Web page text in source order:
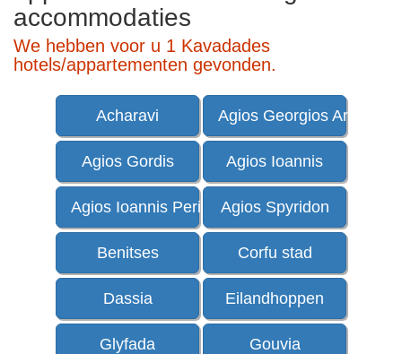
accommodaties
We hebben voor u 1 Kavadades
hotels/appartementen gevonden.
Acharavi Agios Georgios Argirades
Agios Gordis Agios Ioannis
Agios Ioannis PeristeronAgios Spyridon
Benitses Corfu stad
Dassia Eilandhoppen
Glyfada Gouvia